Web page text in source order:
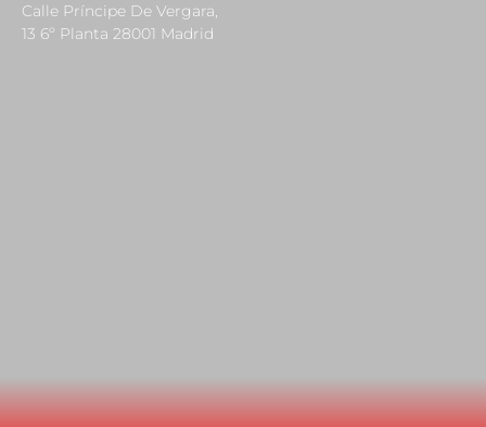
Calle Príncipe De Vergara,
13 6º Planta 28001 Madrid